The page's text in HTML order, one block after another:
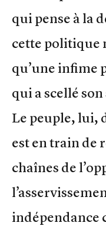
qui pense à la
cette politique
qu’une infime
qui a scellé
Le peuple, lui,
est en train de
chaînes de
indépendance